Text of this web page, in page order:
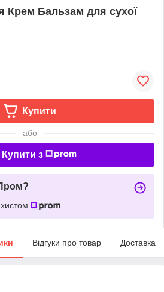
Крем Бальзам для сухої
Купити
або
Купити з
Відгуки про товар Доставка